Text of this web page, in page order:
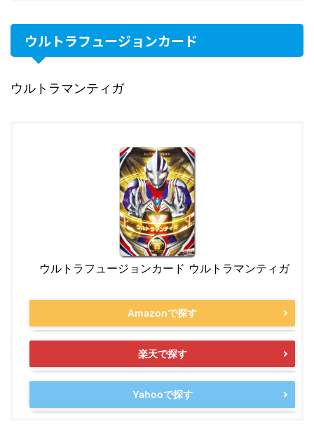
ウルトラフュージョンカード
ウルトラマンティガ
ウルトラフュージョンカード ウルトラマンティガ
Amazonで探す
楽天で探す
Yahooで探す